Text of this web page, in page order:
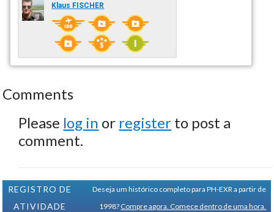
Klaus FISCHER
Comments
Please log in or register to post a
comment.
REGISTRO DE
ATIVIDADE
Deseja um histórico completo para PH-EXR a partir de
1998? Compre agora. Comece dentro de uma hora.